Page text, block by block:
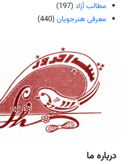
مطالب آزاد (197)
معرفی هنرجویان (440)
درباره ما